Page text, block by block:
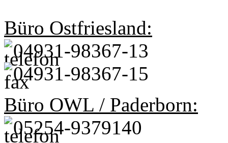
Büro Ostfriesland:
04931-98367-13
04931-98367-15
Büro OWL / Paderborn:
05254-9379140